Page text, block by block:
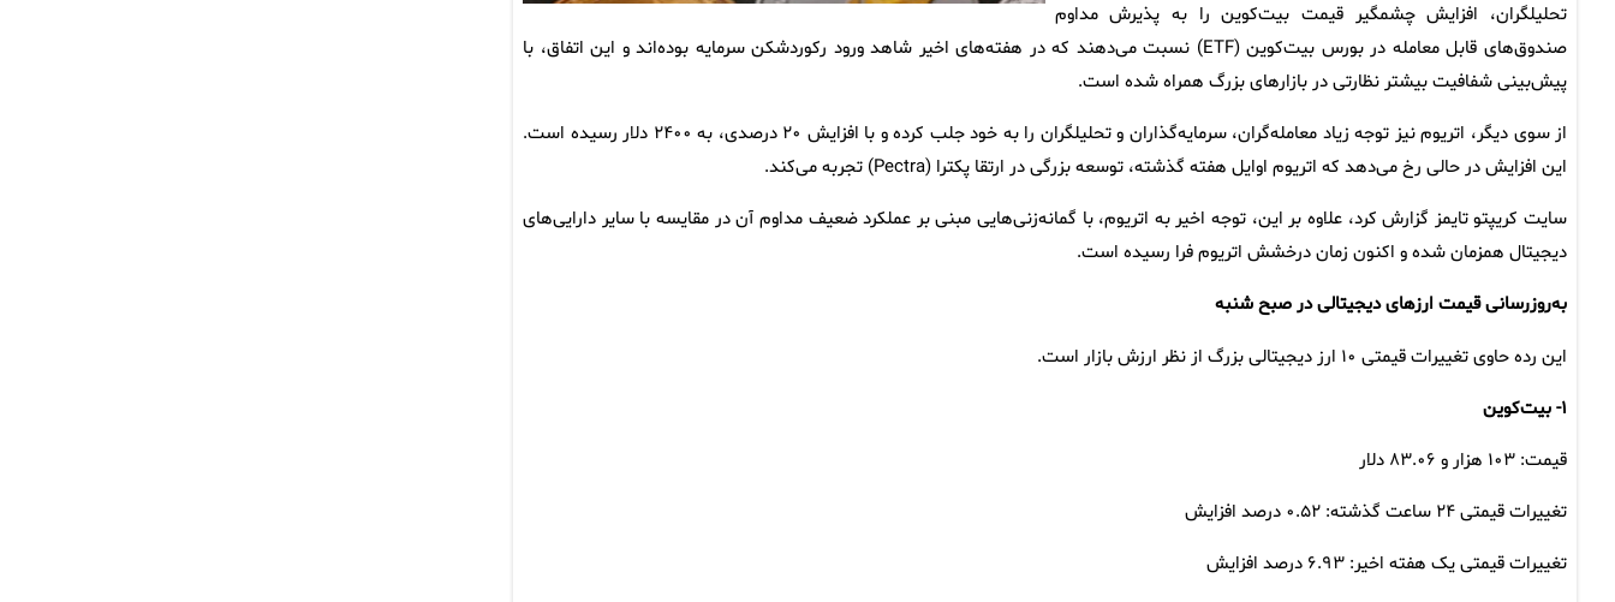
تحلیلگران، افزایش چشمگیر قیمت بیت‌کوین را به پذیرش مداوم
صندوق‌های قابل معامله در بورس بیت‌کوین (ETF) نسبت می‌دهند که در هفته‌های اخیر شاهد ورود رکوردشکن سرمایه بوده‌اند و این اتفاق، با
پیش‌بینی شفافیت بیشتر نظارتی در بازارهای بزرگ همراه شده است.
از سوی دیگر، اتریوم نیز توجه زیاد معامله‌گران، سرمایه‌گذاران و تحلیلگران را به خود جلب کرده و با افزایش ۲۰ درصدی، به ۲۴۰۰ دلار رسیده است.
این افزایش در حالی رخ می‌دهد که اتریوم اوایل هفته گذشته، توسعه بزرگی در ارتقا پکترا (Pectra) تجربه می‌کند.
سایت کریپتو تایمز گزارش کرد، علاوه بر این، توجه اخیر به اتریوم، با گمانه‌زنی‌هایی مبنی بر عملکرد ضعیف مداوم آن در مقایسه با سایر دارایی‌های
دیجیتال همزمان شده و اکنون زمان درخشش اتریوم فرا رسیده است.
به‌روزرسانی قیمت ارزهای دیجیتالی در صبح شنبه
این رده حاوی تغییرات قیمتی ۱۰ ارز دیجیتالی بزرگ از نظر ارزش بازار است.
۱- بیت‌کوین
قیمت: ۱۰۳ هزار و ۸۳.۰۶ دلار
تغییرات قیمتی ۲۴ ساعت گذشته: ۰.۵۲ درصد افزایش
تغییرات قیمتی یک هفته اخیر: ۶.۹۳ درصد افزایش